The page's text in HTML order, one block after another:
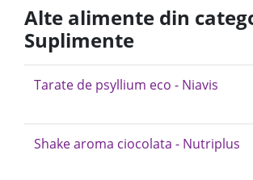
Alte alimente din
Suplimente
Tarate de psyllium eco - Niavis
Shake aroma ciocolata - Nutriplus